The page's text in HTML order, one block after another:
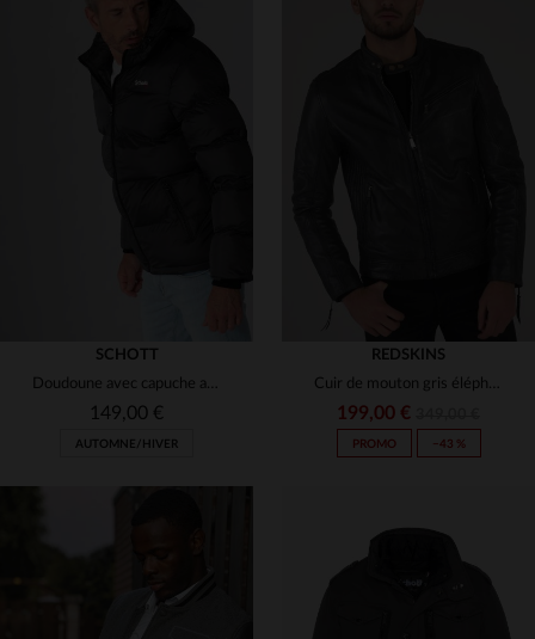
SCHOTT
Doudoune avec capuche anthracite
149,00 €
AUTOMNE/HIVER
REDSKINS
Cuir de mouton gris éléphant, coupe slim. Blouson motard intemporel.
199,00 €
PROMO −43 %